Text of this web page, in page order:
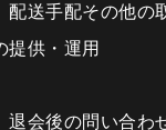
送手配その他の
提供・運用
退会後の問い合わ